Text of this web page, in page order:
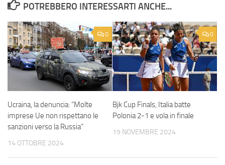
POTREBBERO INTERESSARTI ANCHE...
0
Ucraina, la denuncia: “Molte
imprese Ue non rispettano le
sanzioni verso la Russia”
14 OTTOBRE 2024
0
Bjk Cup Finals, Italia batte
Polonia 2-1 e vola in finale
19 NOVEMBRE 2024